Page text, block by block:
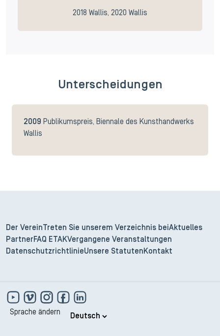
2018 Wallis, 2020 Wallis
Unterscheidungen
2009 Publikumspreis, Biennale des Kunsthandwerks
Wallis
Der Verein Treten Sie unserem Verzeichnis beiAktuelles
Partner FAQ ETAKVergangene Veranstaltungen
DatenschutzrichtlinieUnsere Statuten Kontakt
Sprache ändern